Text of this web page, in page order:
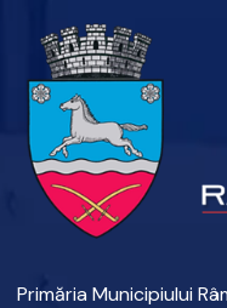
Primăria Municipiului